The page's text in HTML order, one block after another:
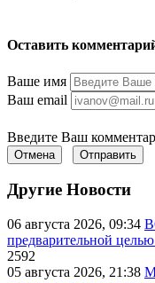
Оставить
Ваше имя
Ваш email
Введите Ваш
Отмена Отправить
Другие Новости
06 августа 2026, 09:34
предварительной
2592
05 августа 2026, 21:38